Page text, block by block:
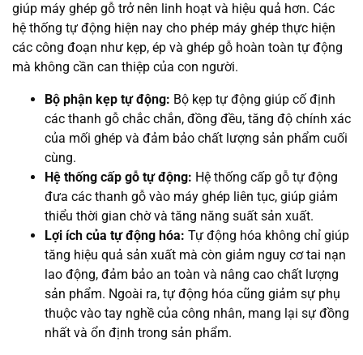
giúp máy ghép gỗ trở nên linh hoạt và hiệu quả hơn. Các
hệ thống tự động hiện nay cho phép máy ghép thực hiện
các công đoạn như kẹp, ép và ghép gỗ hoàn toàn tự động
mà không cần can thiệp của con người.
Bộ phận kẹp tự động: Bộ kẹp tự động giúp cố định
các thanh gỗ chắc chắn, đồng đều, tăng độ chính xác
của mối ghép và đảm bảo chất lượng sản phẩm cuối
cùng.
Hệ thống cấp gỗ tự động: Hệ thống cấp gỗ tự động
đưa các thanh gỗ vào máy ghép liên tục, giúp giảm
thiểu thời gian chờ và tăng năng suất sản xuất.
Lợi ích của tự động hóa: Tự động hóa không chỉ giúp
tăng hiệu quả sản xuất mà còn giảm nguy cơ tai nạn
lao động, đảm bảo an toàn và nâng cao chất lượng
sản phẩm. Ngoài ra, tự động hóa cũng giảm sự phụ
thuộc vào tay nghề của công nhân, mang lại sự đồng
nhất và ổn định trong sản phẩm.